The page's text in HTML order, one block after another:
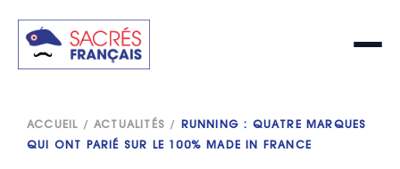
ACCUEIL /ACTUALITÉS / RUNNING : QUATRE MARQUES
QUI ONT PARIÉ SUR LE 100% MADE IN FRANCE